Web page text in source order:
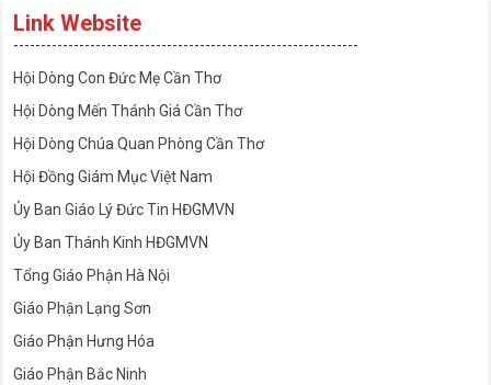
Link Website
---------------------------------------------------------------
Hội Dòng Con Đức Mẹ Cần Thơ
Hội Dòng Mến Thánh Giá Cần Thơ
Hội Dòng Chúa Quan Phòng Cần Thơ
Hội Đồng Giám Mục Việt Nam
Ủy Ban Giáo Lý Đức Tin HĐGMVN
Ủy Ban Thánh Kinh HĐGMVN
Tổng Giáo Phận Hà Nội
Giáo Phận Lạng Sơn
Giáo Phận Hưng Hóa
Giáo Phận Bắc Ninh